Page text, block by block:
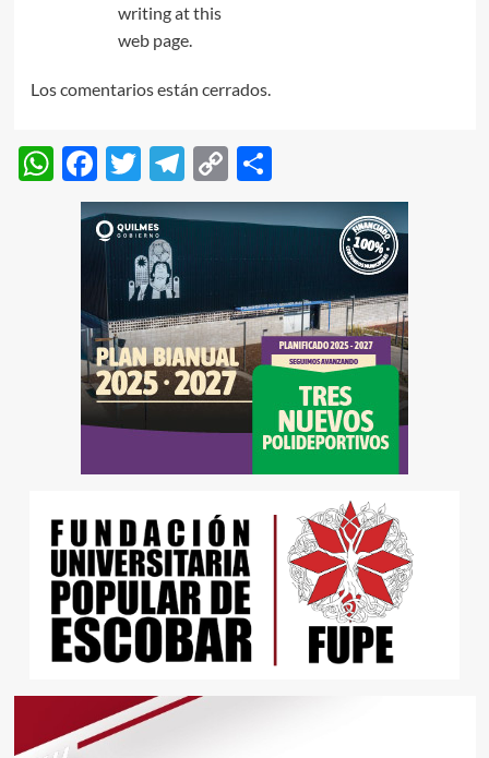
writing at this
web page.
Los comentarios están cerrados.
WhatsApp
Facebook
Twitter
Telegram
Copy
Link
Compartir